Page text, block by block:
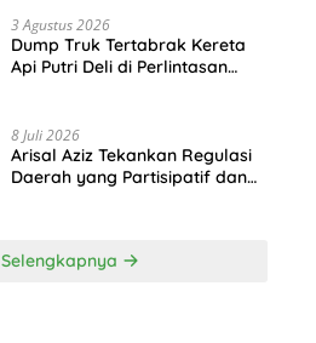
3 Agustus 2026
Dump Truk Tertabrak Kereta
Api Putri Deli di Perlintasan
8 Juli 2026
Arisal Aziz Tekankan Regulasi
Daerah yang Partisipatif dan
Selengkapnya